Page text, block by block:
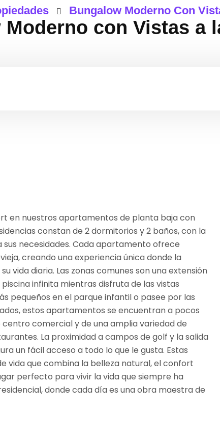
Bungalow Moderno Con
con Vistas a
en nuestros apartamentos de planta baja con
constan de 2 dormitorios y 2 baños, con la
necesidades. Cada apartamento ofrece
creando una experiencia única donde la
vida diaria. Las zonas comunes son una extensión
infinita mientras disfruta de las vistas
pequeños en el parque infantil o pasee por las
estos apartamentos se encuentran a pocos
comercial y de una amplia variedad de
La proximidad a campos de golf y la salida
un fácil acceso a todo lo que le gusta. Estas
vida que combina la belleza natural, el confort
perfecto para vivir la vida que siempre ha
donde cada día es una obra maestra de